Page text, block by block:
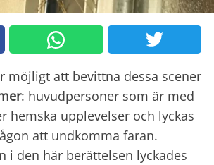
möjligt att bevittna dessa scener
: huvudpersoner som är med
hemska upplevelser och lyckas
att undkomma faran.
i den här berättelsen lyckades